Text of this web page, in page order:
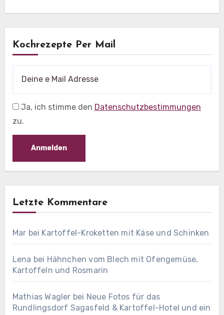
Kochrezepte Per Mail
Ja, ich stimme den Datenschutzbestimmungen
zu.
Letzte Kommentare
Mar bei Kartoffel-Kroketten mit Käse und Schinken
Lena bei Hähnchen vom Blech mit Ofengemüse,
Kartoffeln und Rosmarin
Mathias Wagler bei Neue Fotos für das
Rundlingsdorf Sagasfeld & Kartoffel-Hotel und ein